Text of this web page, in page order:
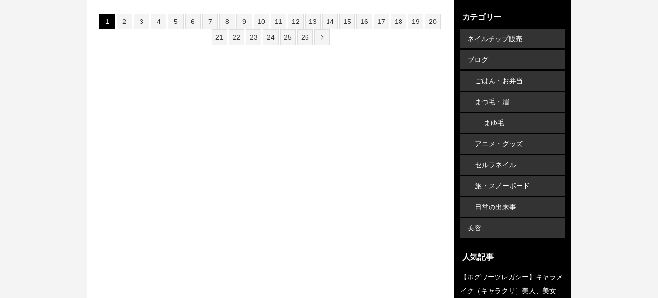
1 2 3 4 5 6 7 8 9 10 11 12 13 14 15 16 17 18 19
20
21
22 23 24 25 26
カテゴリー
ネイルチップ販売
ブログ
ごはん・お弁当
まつ毛・眉
まゆ毛
アニメ・グッズ
セルフネイル
旅・スノーボード
日常の出来事
美容
人気記事
【ホグワーツレガシー】キャラメ
イク（キャラクリ）美人、美女